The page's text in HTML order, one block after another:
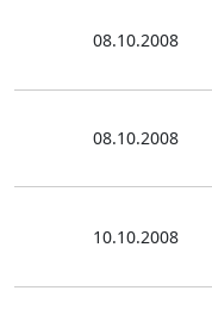
08.10.2008
08.10.2008
10.10.2008